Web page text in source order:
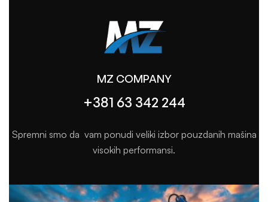
MZ COMPANY
+381 63 342 244
Spremni smo da vam ponudi veliki izbor pouzdanih mašina
visokih performansi.